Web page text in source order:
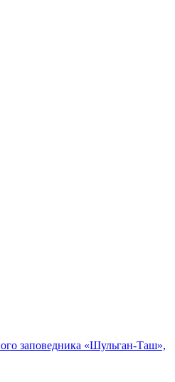
заповедника «Шульган-Таш»,